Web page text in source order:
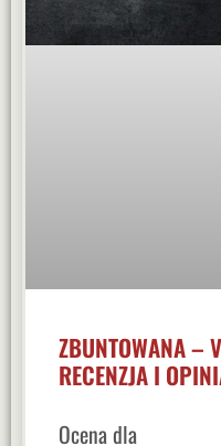
ZBUNTOWANA –
RECENZJA I
Ocena dla